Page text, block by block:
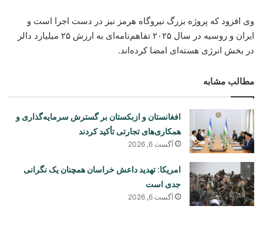
وی افزود که پروژه بزرگ نیروگاه هرمز نیز در دست اجرا است و
ایران و روسیه در سال ۲۰۲۵ تفاهم‌نامه‌ای به ارزش ۲۵ میلیارد دالر
در بخش انرژی هسته‌ای امضا کرده‌اند.
مطالب مشابه
افغانستان و ازبکستان بر گسترش سرمایه‌گذاری و
همکاری‌های تجارتی تأکید کردند
آگست 6, 2026
امریکا: تهدید داعش خراسان همچنان یک نگرانی
جدی است
آگست 6, 2026